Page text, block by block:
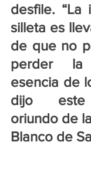
desfile. “La
silleta es
de que no
perder
esencia de
dijo este
oriundo de
Blanco de